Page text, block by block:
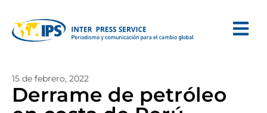
15 de febrero, 2022
Derrame de petróleo